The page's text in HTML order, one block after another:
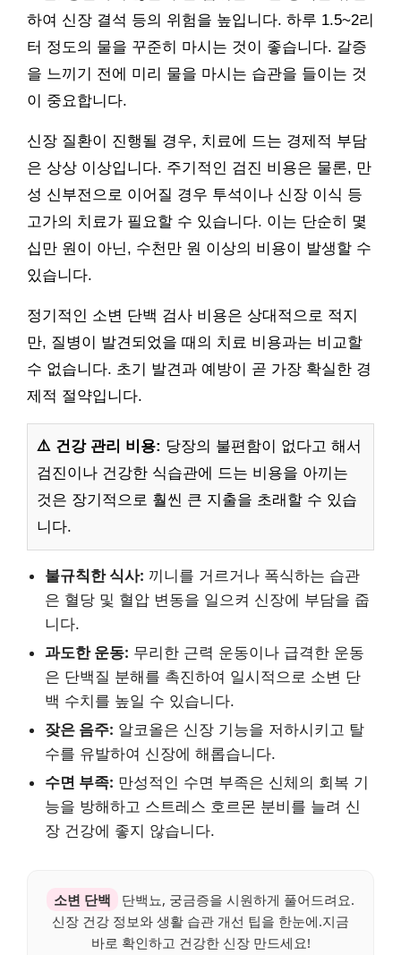
하여 신장 결석 등의 위험을 높입니다. 하루 1.5~2리
터 정도의 물을 꾸준히 마시는 것이 좋습니다. 갈증
을 느끼기 전에 미리 물을 마시는 습관을 들이는 것
이 중요합니다.
신장 질환이 진행될 경우, 치료에 드는 경제적 부담
은 상상 이상입니다. 주기적인 검진 비용은 물론, 만
성 신부전으로 이어질 경우 투석이나 신장 이식 등
고가의 치료가 필요할 수 있습니다. 이는 단순히 몇
십만 원이 아닌, 수천만 원 이상의 비용이 발생할 수
있습니다.
정기적인 소변 단백 검사 비용은 상대적으로 적지
만, 질병이 발견되었을 때의 치료 비용과는 비교할
수 없습니다. 초기 발견과 예방이 곧 가장 확실한 경
제적 절약입니다.
⚠️ 건강 관리 비용: 당장의 불편함이 없다고 해서
검진이나 건강한 식습관에 드는 비용을 아끼는
것은 장기적으로 훨씬 큰 지출을 초래할 수 있습
니다.
불규칙한 식사: 끼니를 거르거나 폭식하는 습관
은 혈당 및 혈압 변동을 일으켜 신장에 부담을 줍
니다.
과도한 운동: 무리한 근력 운동이나 급격한 운동
은 단백질 분해를 촉진하여 일시적으로 소변 단
백 수치를 높일 수 있습니다.
잦은 음주: 알코올은 신장 기능을 저하시키고 탈
수를 유발하여 신장에 해롭습니다.
수면 부족: 만성적인 수면 부족은 신체의 회복 기
능을 방해하고 스트레스 호르몬 분비를 늘려 신
장 건강에 좋지 않습니다.
소변 단백
단백뇨, 궁금증을 시원하게 풀어드려요.
신장 건강 정보와 생활 습관 개선 팁을 한눈에.지금
바로 확인하고 건강한 신장 만드세요!